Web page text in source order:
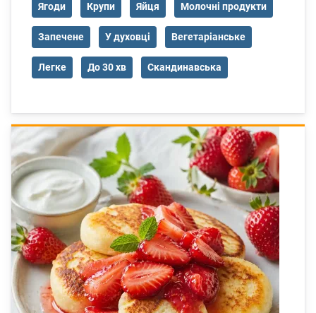
Ягоди Крупи Яйця Молочні продукти
Запечене У духовці Вегетаріанське
Легке До 30 хв Скандинавська